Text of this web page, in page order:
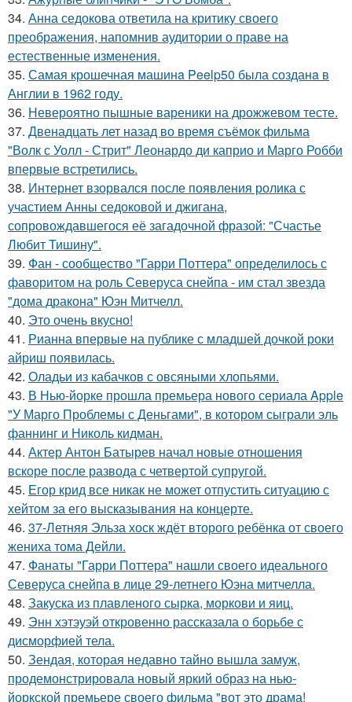
34. Анна седокова ответила на критику своего
преображения, напомнив аудитории о праве на
естественные изменения.
35. Самая крошечная машинa Peelp50 была созданa в
Англии в 1962 году.
36. Невероятно пышные вареники на дрожжевом тесте.
37. Двенадцать лет назад во время съёмок фильма
"Волк с Уолл - Стрит" Леонардо ди каприо и Марго Робби
впервые встретились.
38. Интернет взорвался после появления ролика с
участием Анны седоковой и джигана,
сопровождавшегося её загадочной фразой: "Счастье
Любит Тишину".
39. Фан - сообщество "Гарри Поттера" определилось с
фаворитом на роль Северуса снейпа - им стал звезда
"дома дракона" Юэн Митчелл.
40. Это очень вкусно!
41. Рианна впервые на публике с младшей дочкой роки
айриш появилась.
42. Оладьи из кабачков с овсяными хлопьями.
43. В Нью-йорке прошла премьера нового сериала Apple
"У Марго Проблемы с Деньгами", в котором сыграли эль
фаннинг и Николь кидман.
44. Актер Антон Батырев начал новые отношения
вскоре после развода с четвертой супругой.
45. Егор крид все никак не может отпустить ситуацию с
хейтом за его высказывания на концерте.
46. 37-Летняя Эльза хоск ждёт второго ребёнка от своего
жениха тома Дейли.
47. Фанаты "Гарри Поттера" нашли своего идеального
Северуса снейпа в лице 29-летнего Юэна митчелла.
48. Закуска из плавленого сырка, моркови и яиц.
49. Энн хэтэуэй откровенно рассказала о борьбе с
дисморфией тела.
50. Зендая, которая недавно тайно вышла замуж,
продемонстрировала новый яркий образ на нью-
йоркской премьере своего фильма "вот это драма!